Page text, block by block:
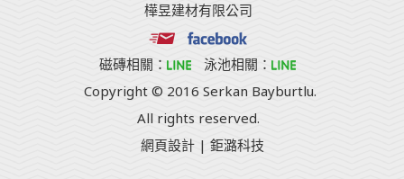
樺昱建材有限公司
磁磚相關：
泳池相關：
Copyright © 2016 Serkan Bayburtlu.
All rights reserved.
網頁設計| 鉅潞科技